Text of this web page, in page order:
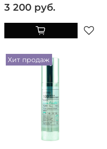
3 200 руб.
Хит продаж